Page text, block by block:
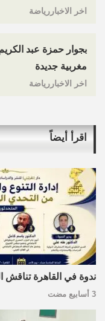
اخر الاخباررياضة
بجوار حمزة عبد
مغربية جديدة
اخر الاخباررياضة
اقرأ أيضاً
ندوة في القاهرة تناقش
3 أسابيع مضت